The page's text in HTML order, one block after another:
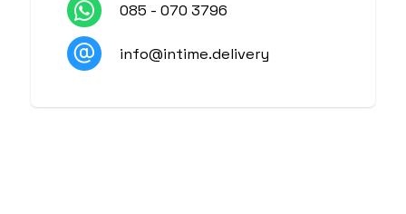
085 - 070 3796
info@intime.delivery